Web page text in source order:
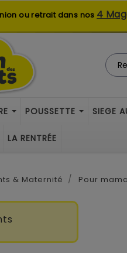
ou retrait dans nos 4
POUSSETTE SIEGE
LA RENTRÉE
& Maternité Pour